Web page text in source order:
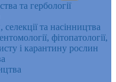
та гербології
та насінництва
фітопатології,
і карантину рослин